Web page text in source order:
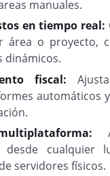
manuales.
en tiempo real:
área o proyecto,
dinámicos.
fiscal:
automáticos
desde cualquier
servidores físicos.